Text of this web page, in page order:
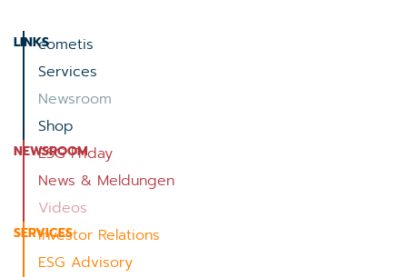
LINKScometis
Services
Newsroom
Shop
NEWSROOM
ESG Friday
News & Meldungen
Videos
SERVICES
Investor Relations
ESG Advisory